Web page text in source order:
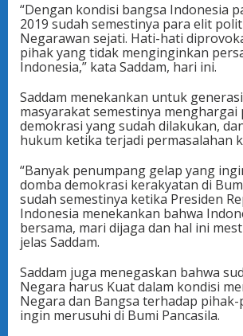
“Dengan kondisi bangsa Indonesia
2019 sudah semestinya para elit
Negarawan sejati. Hati-hati
pihak yang tidak menginginkan
Indonesia,” kata Saddam, hari ini.
Saddam menekankan untuk
masyarakat semestinya menghargai
demokrasi yang sudah dilakukan,
hukum ketika terjadi permasalahan
“Banyak penumpang gelap yang
domba demokrasi kerakyatan di
sudah semestinya ketika Presiden
Indonesia menekankan bahwa
bersama, mari dijaga dan hal ini
jelas Saddam.
Saddam juga menegaskan bahwa
Negara harus Kuat dalam kondisi
Negara dan Bangsa terhadap
ingin merusuhi di Bumi Pancasila.